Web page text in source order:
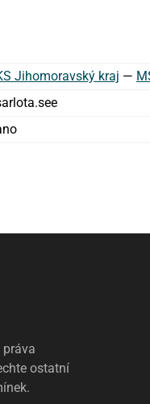
Jihomoravský kraj —
ostatní